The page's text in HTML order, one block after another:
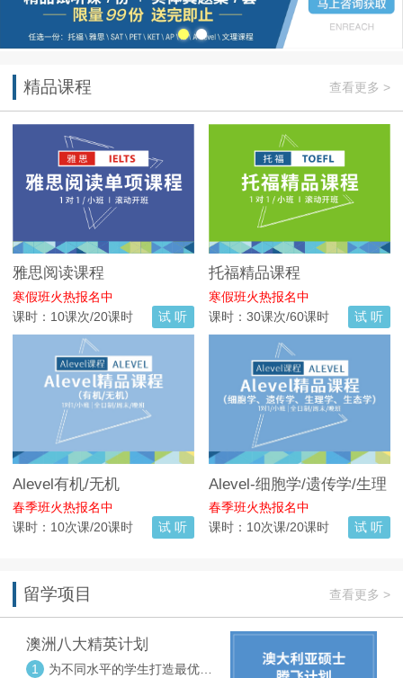
精品课程 查看更多 >
雅思阅读课程
寒假班火热报名中
课时：10课次/20课时
试 听
托福精品课程
寒假班火热报名中
课时：30课次/60课时
试 听
Alevel有机/无机
春季班火热报名中
课时：10次课/20课时
试 听
Alevel-细胞学/遗传学/生理
学/生态学
春季班火热报名中
课时：10次课/20课时
试 听
留学项目 查看更多 >
澳洲八大精英计划
1
为不同水平的学生打造最优选